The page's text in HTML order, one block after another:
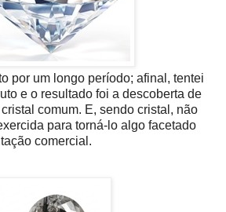
por um longo período; afinal, tentei
e o resultado foi a descoberta de
comum. E, sendo cristal, não
para torná-lo algo facetado
comercial.